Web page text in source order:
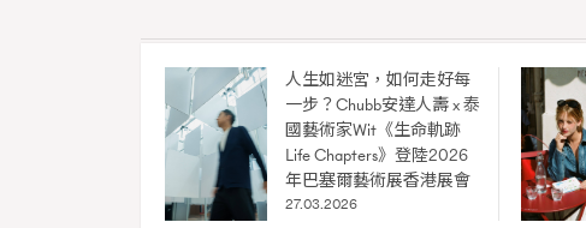
本人的個人資料於任何推廣用途。
ABOUT
New Media
Madame Figaro
人生如迷宮，如何走好每
一步？Chubb安達人壽 x 泰
國藝術家Wit《生命軌跡
Life Chapters》登陸2026
年巴塞爾藝術展香港展會
27.03.2026